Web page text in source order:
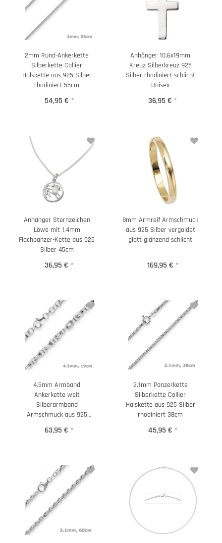
2mm Rund-Ankerkette
Silberkette Collier
Halskette aus 925 Silber
rhodiniert 55cm
54,95 € *
Anhänger 10,6x19mm
Kreuz Silberkreuz 925
Silber rhodiniert schlicht
Unisex
36,95 € *
Anhänger Sternzeichen
Löwe mit 1,4mm
Flachpanzer-Kette aus 925
Silber 45cm
36,95 € *
8mm Armreif Armschmuck
aus 925 Silber vergoldet
glatt glänzend schlicht
169,95 € *
4,5mm Armband
Ankerkette weit
Silberarmband
Armschmuck aus 925
63,95 € *
2,1mm Panzerkette
Silberkette Collier
Halskette aus 925 Silber
rhodiniert 38cm
45,95 € *